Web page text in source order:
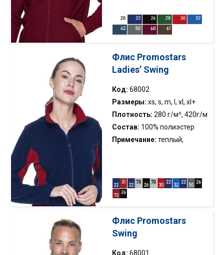
регулируемой резинке; анти-
пиллинг флис; манжеты с
Флис Promostars
Ladies’ Swing
Код: 68002
Размеры: xs, s, m, l, xl, xl+
Плотность: 280 г/м², 420г/м
Состав: 100% полиэстер
Примечание: теплый,
карманы на молниях; анти-
пиллинг флис; вертикальные
Флис Promostars
Swing
Код: 68001